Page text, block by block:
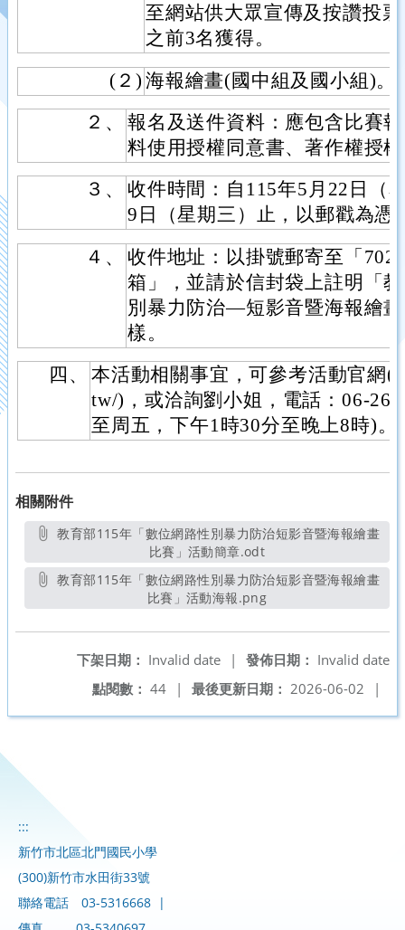
至網站供大眾宣傳及按讚投
之前3名獲得。
(２) 海報繪畫(國中組及國小組)。
２、
報名及送件資料：應包含比賽
料使用授權同意書、著作權授
３、
收件時間：自115年5月22日（
9日（星期三）止，以郵戳為憑
４、
收件地址：以掛號郵寄至「702
箱」，並請於信封袋上註明「
別暴力防治—短影音暨海報繪
樣。
四、
本活動相關事宜，可參考活動官網
tw/)，或洽詢劉小姐，電話：06-
至周五，下午1時30分至晚上8時)。
相關附件
教育部115年「數位網路性別暴力防治短影音暨海報繪畫
比賽」活動簡章.odt
教育部115年「數位網路性別暴力防治短影音暨海報繪畫
比賽」活動海報.png
發佈日期： Invalid date
下架日期： Invalid date
|
最後更新日期： 2026-06-02 |
點閱數： 44 |
:::
新竹市北區北門國民小學
(300)新竹市水田街33號
聯絡電話
03-5316668 |